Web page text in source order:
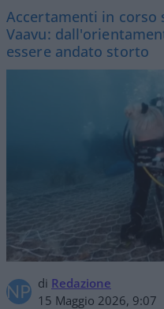
Accertamenti in corso
Vaavu:
essere andato storto
di Redazione
15 Maggio 2026, 9:07